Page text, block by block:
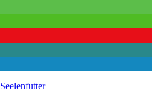
Seelenfutter